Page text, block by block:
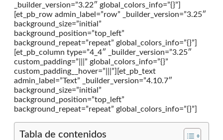
_builder_version=”3.22″ global_colors_info=”{}”]
[et_pb_row admin_label=”row” _builder_version=”3.25″
background_size=”initial”
background_position=”top_left”
background_repeat=”repeat” global_colors_info=”{}”]
[et_pb_column type=”4_4″ _builder_version=”3.25″
custom_padding=”|||” global_colors_info=”{}”
custom_padding__hover=”|||”][et_pb_text
admin_label=”Text” _builder_version=”4.10.7″
background_size=”initial”
background_position=”top_left”
background_repeat=”repeat” global_colors_info=”{}”]
Tabla de contenidos